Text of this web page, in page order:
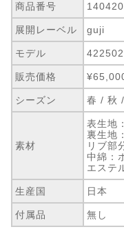
商品番号
展開レーベル guji
モデル
販売価格
シーズン 春 / 秋
素材
表生地
裏生地
リブ部
中綿：
エステ
生産国 日本
付属品 無し